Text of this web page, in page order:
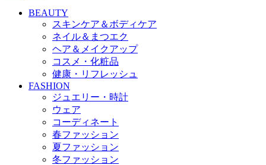
BEAUTY
スキンケア＆ボディケア
ネイル＆まつエク
ヘア＆メイクアップ
コスメ・化粧品
健康・リフレッシュ
FASHION
ジュエリー・時計
ウェア
コーディネート
春ファッション
夏ファッション
冬ファッション